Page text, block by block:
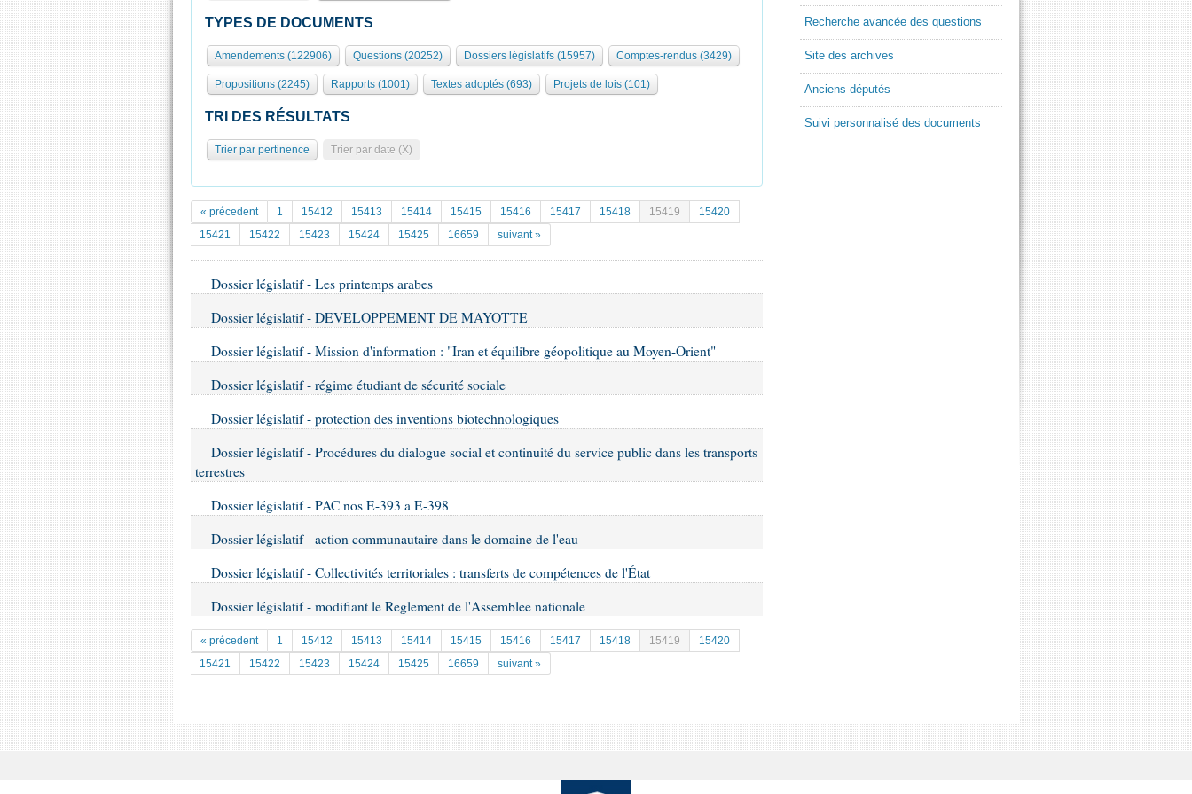
TYPES DE DOCUMENTS
Amendements (122906) Questions (20252) Dossiers législatifs (15957) Comptes-rendus (3429)
Propositions (2245) Rapports (1001) Textes adoptés (693) Projets de lois (101)
TRI DES RÉSULTATS
Trier par pertinence Trier par date (X)
« précedent 1 15412 15413 15414 15415 15416 15417 15418 15419
15420
15421
15422 15423 15424 15425 16659 suivant »
Dossier législatif - Les printemps arabes
Dossier législatif - DEVELOPPEMENT DE MAYOTTE
Dossier législatif - Mission d'information : "Iran et équilibre géopolitique au Moyen-Orient"
Dossier législatif - régime étudiant de sécurité sociale
Dossier législatif - protection des inventions biotechnologiques
Dossier législatif - Procédures du dialogue social et continuité du service public dans les transports
terrestres
Dossier législatif - PAC nos E-393 a E-398
Dossier législatif - action communautaire dans le domaine de l'eau
Dossier législatif - Collectivités territoriales : transferts de compétences de l'État
Dossier législatif - modifiant le Reglement de l'Assemblee nationale
« précedent 1 15412 15413 15414 15415 15416 15417 15418 15419
15420
15421
15422 15423 15424 15425 16659 suivant »
Recherche avancée des questions
Site des archives
Anciens députés
Suivi personnalisé des documents